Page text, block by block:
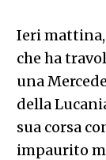
Ieri
che ha
una
della
sua corsa
impaurito